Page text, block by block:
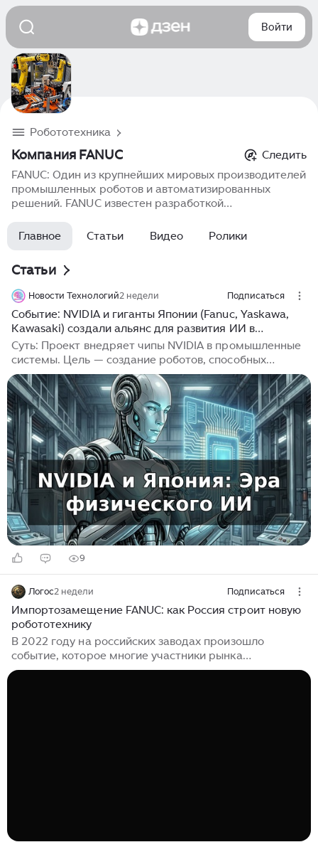
Войти
Робототехника
Компания FANUC
Следить
FANUC: Один из крупнейших мировых производителей
промышленных роботов и автоматизированных
решений. FANUC известен разработкой
обработки материалов и логистики. Продукция
компании отличается высокой производительностью,
FANUC активно использует в роботах машинное
обучение и автоматизацию, обеспечивая стабильную
и точную работу оборудования даже в самых
сложных условиях. Робототехнические решения
FANUC широко используются в машиностроении,
автомобильной промышленности и других
высокотехнологичных секторах.
Главное Статьи Видео Ролики
Статьи
Новости Технологий2 недели Подписаться
Событие: NVIDIA и гиганты Японии (Fanuc, Yaskawa,
Kawasaki) создали альянс для развития ИИ в
робототехнике
Суть: Проект внедряет чипы NVIDIA в промышленные
системы. Цель — создание роботов, способных
обучаться в реальном мире без жесткого кода. Это
стратегический ответ на доминирование Китая в
отрасли. Прогноз: Симбиоз технологий США и
японского машиностроения ускорит выход
автономных машин на рынок...
9
Логос2 недели Подписаться
Импортозамещение FANUC: как Россия строит новую
робототехнику
В 2022 году на российских заводах произошло
событие, которое многие участники рынка
сравнивали с резким разрывом сложившихся